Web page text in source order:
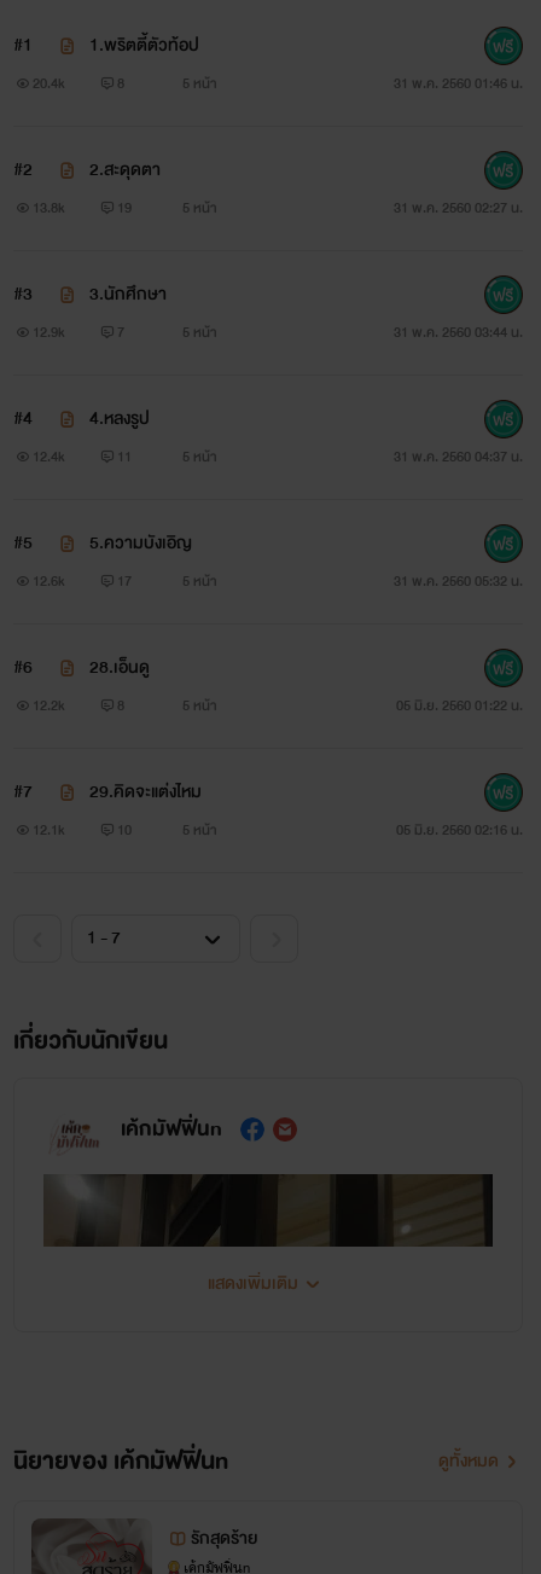
#1 1.พริตตี้ตัวท้อป
20.4k 8 5 หน้า 31 พ.ค. 2560 01:46 น.
#2 2.สะดุดตา
13.8k 19 5 หน้า 31 พ.ค. 2560 02:27 น.
#3 3.นักศึกษา
12.9k 7 5 หน้า 31 พ.ค. 2560 03:44 น.
#4 4.หลงรูป
12.4k 11 5 หน้า 31 พ.ค. 2560 04:37 น.
#5 5.ความบังเอิญ
12.6k 17 5 หน้า 31 พ.ค. 2560 05:32 น.
#6 28.เอ็นดู
12.2k 8 5 หน้า 05 มิ.ย. 2560 01:22 น.
#7 29.คิดจะแต่งไหม
12.1k 10 5 หน้า 05 มิ.ย. 2560 02:16 น.
เกี่ยวกับนักเขียน
เค้กมัฟฟิ่นn
แสดงเพิ่มเติม
นิยายของ เค้กมัฟฟิ่นn ดูทั้งหมด
รักสุดร้าย
เค้กมัฟฟิ่นn